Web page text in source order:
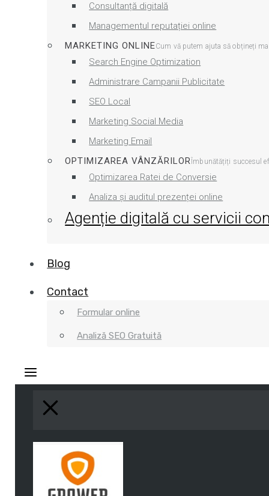
Consultanță digitală
Managementul reputației online
MARKETING ONLINECum vă putem ajuta să obțineți
Search Engine Optimization
Administrare Campanii Publicitate
SEO Local
Marketing Social Media
Marketing Email
OPTIMIZAREA VÂNZĂRILOR Îmbunătățiți succesul
Optimizarea Ratei de Conversie
Analiza și auditul prezenței online
Agenție digitală cu servicii
Blog
Contact
Formular online
Analiză SEO Gratuită